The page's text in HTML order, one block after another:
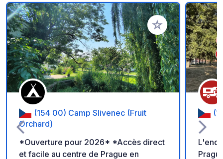
Ajouter à vos
(154 00) Camp Slivenec (Fruit
Orchard)
*Ouverture pour 2026* *Accès direct
et facile au centre de Prague en